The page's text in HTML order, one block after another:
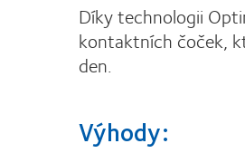
Díky technologii
kontaktních čoček,
den.
Výhody: